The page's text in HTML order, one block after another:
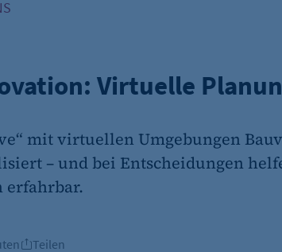
Virtuelle
mit virtuellen Umgebungen
– und bei Entscheidungen
erfahrbar.
Teilen